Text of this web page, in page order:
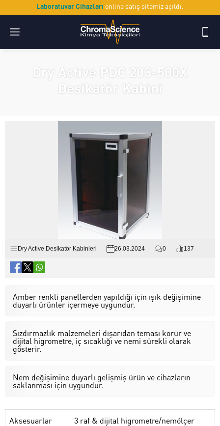
Laboratuvar Cihazları online satış sitemiz açıldı.
Dry Active PDC 203-500X
Desikatör Kabini
Dry Active Desikatör Kabinleri 26.03.2024 0 137
Amber renkli panellerden yapıldığı için ışık değişimine
duyarlı ürünler içermeye uygundur.
Sızdırmazlık malzemeleri dışarıdan teması korur ve
dijital higrometre, iç sıcaklığı ve nemi sürekli olarak
gösterir.
Nem değişimine duyarlı gelişmiş ürün ve cihazların
saklanması için uygundur.
Aksesuarlar
3 raf & dijital higrometre/nemölçer